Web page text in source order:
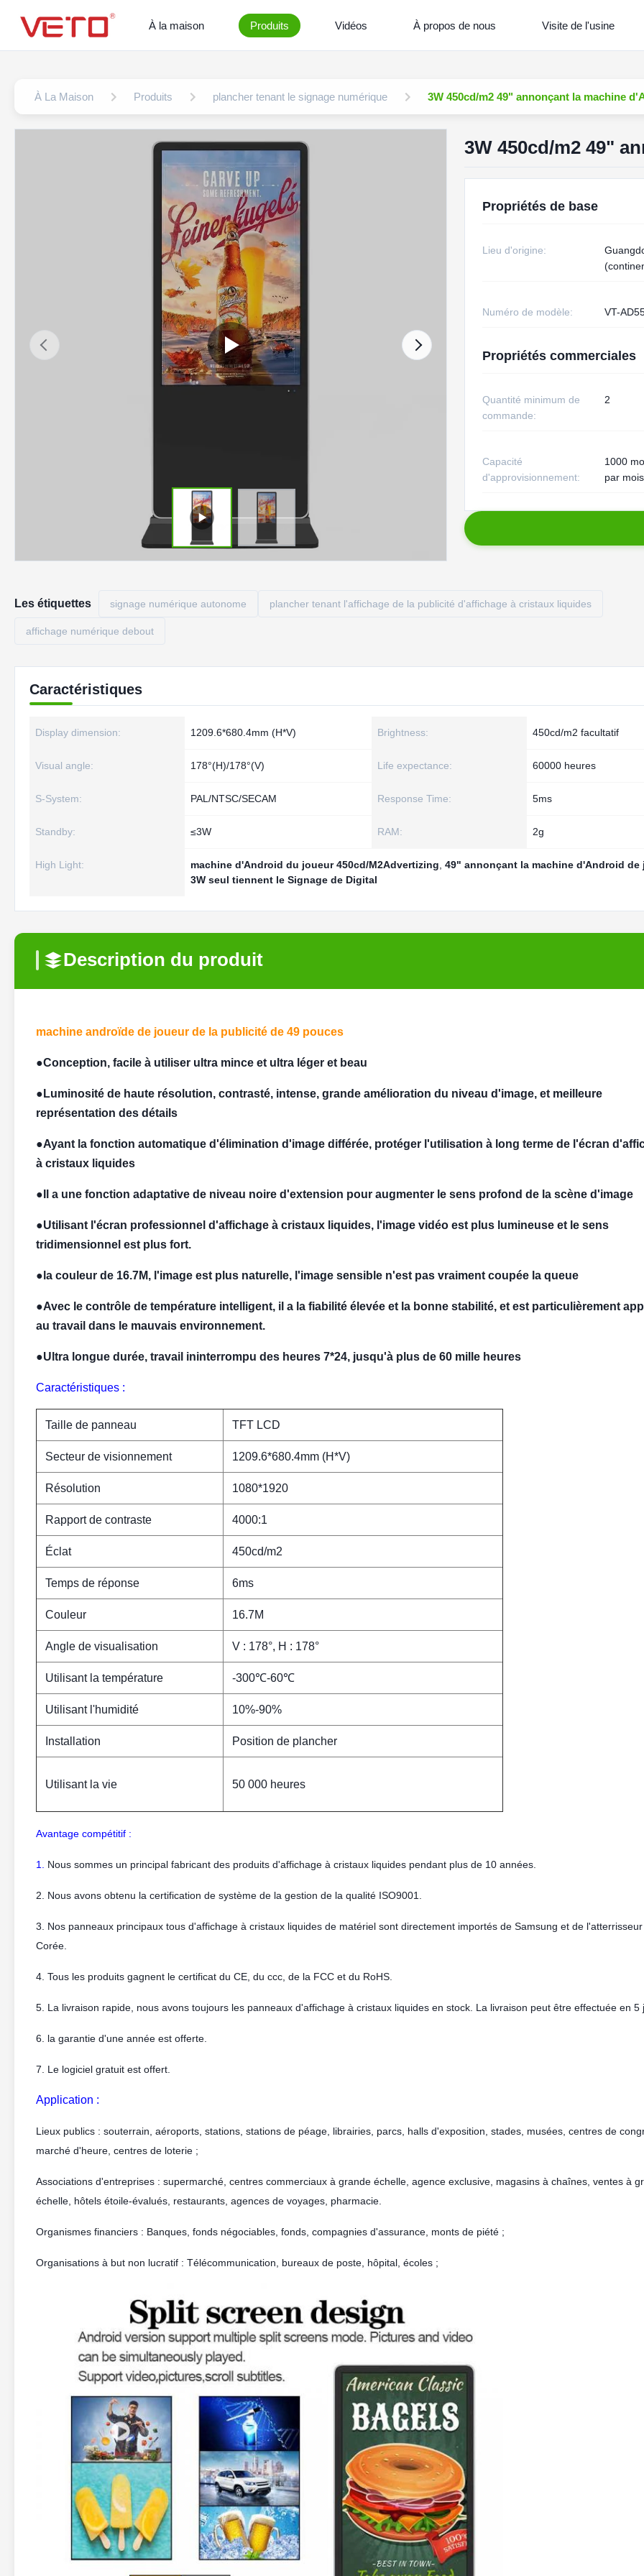
À la maison Produits Vidéos À propos de nous Visite de l'usine
À La Maison Produits plancher tenant le signage numérique 3W 450cd/m2 49" annonçant la machine
3W 450cd/m2 49"
Propriétés de base
Lieu d'origine:
Numéro de modèle: VT-
Propriétés commerciales
Quantité minimum de
commande:
2
Capacité
d'approvisionnement:
1000
par mois
Les étiquettes signage numérique autonome plancher tenant l'affichage de la publicité d'affichage à cristaux liquides
affichage numérique debout
Caractéristiques
Display dimension: 1209.6*680.4mm (H*V) Brightness: 450cd/m2 facultatif
Visual angle: 178°(H)/178°(V) Life expectance: 60000 heures
S-System: PAL/NTSC/SECAM Response Time: 5ms
Standby: ≤3W RAM: 2g
High Light: machine d'Android du joueur 450cd/M2Advertizing 49" annonçant la machine d'Android de
3W seul tiennent le Signage de Digital
Description du produit
machine androïde de joueur de la publicité de 49 pouces
●Conception, facile à utiliser ultra mince et ultra léger et beau
●Luminosité de haute résolution, contrasté, intense, grande amélioration du niveau d'image, et meilleure
représentation des détails
●Ayant la fonction automatique d'élimination d'image différée, protéger l'utilisation à long terme de l'écran
à cristaux liquides
●Il a une fonction adaptative de niveau noire d'extension pour augmenter le sens profond de la scène d'image
●Utilisant l'écran professionnel d'affichage à cristaux liquides, l'image vidéo est plus lumineuse et le sens
tridimensionnel est plus fort.
●la couleur de 16.7M, l'image est plus naturelle, l'image sensible n'est pas vraiment coupée la queue
●Avec le contrôle de température intelligent, il a la fiabilité élevée et la bonne stabilité, et est particulièrement
au travail dans le mauvais environnement.
●Ultra longue durée, travail ininterrompu des heures 7*24, jusqu'à plus de 60 mille heures
Caractéristiques :
Taille de panneau TFT LCD
Secteur de visionnement 1209.6*680.4mm (H*V)
Résolution 1080*1920
Rapport de contraste 4000:1
Éclat 450cd/m2
Temps de réponse 6ms
Couleur 16.7M
Angle de visualisation V : 178°, H : 178°
Utilisant la température -300℃-60℃
Utilisant l'humidité 10%-90%
Installation Position de plancher
Utilisant la vie 50 000 heures
Avantage compétitif :
1. Nous sommes un principal fabricant des produits d'affichage à cristaux liquides pendant plus de 10 années.
2. Nous avons obtenu la certification de système de la gestion de la qualité ISO9001.
3. Nos panneaux principaux tous d'affichage à cristaux liquides de matériel sont directement importés de Samsung et de
Corée.
4. Tous les produits gagnent le certificat du CE, du ccc, de la FCC et du RoHS.
5. La livraison rapide, nous avons toujours les panneaux d'affichage à cristaux liquides en stock. La livraison peut être effectuée en 5
6. la garantie d'une année est offerte.
7. Le logiciel gratuit est offert.
Application :
Lieux publics : souterrain, aéroports, stations, stations de péage, librairies, parcs, halls d'exposition, stades, musées, centres de
marché d'heure, centres de loterie ;
Associations d'entreprises : supermarché, centres commerciaux à grande échelle, agence exclusive, magasins à chaînes, ventes à
échelle, hôtels étoile-évalués, restaurants, agences de voyages, pharmacie.
Organismes financiers : Banques, fonds négociables, fonds, compagnies d'assurance, monts de piété ;
Organisations à but non lucratif : Télécommunication, bureaux de poste, hôpital, écoles ;